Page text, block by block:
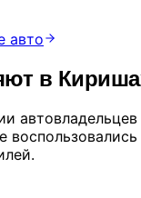
д. 12
авто
в
автовладельцев